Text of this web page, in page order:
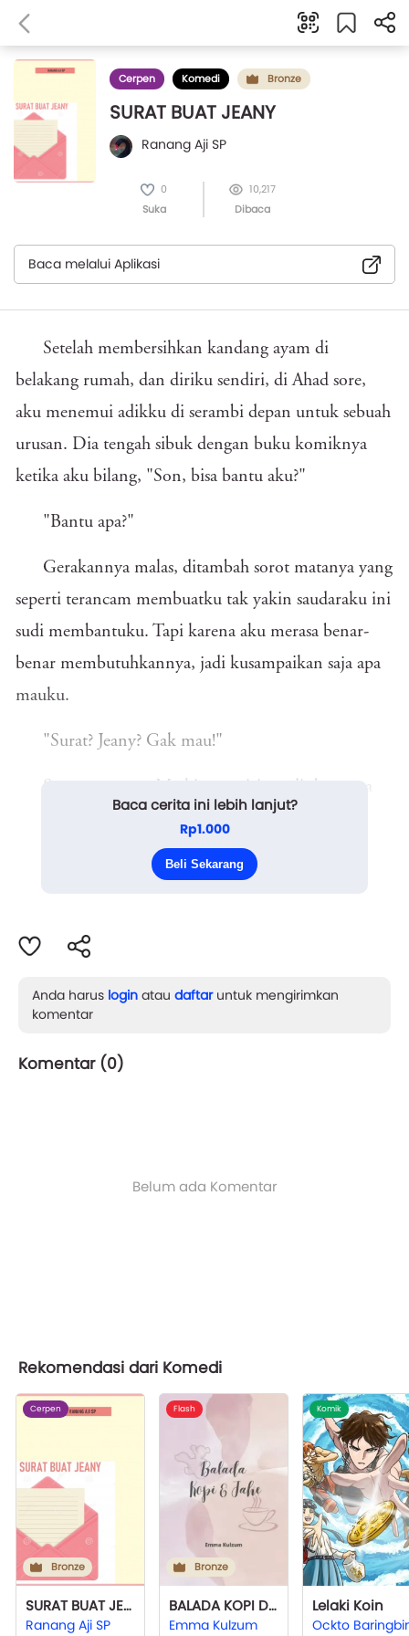
Cerpen Komedi Bronze
SURAT BUAT JEANY
Ranang Aji SP
0
Suka
10,217
Dibaca
Baca melalui Aplikasi
Setelah membersihkan kandang ayam di
belakang rumah, dan diriku sendiri, di Ahad sore,
aku menemui adikku di serambi depan untuk sebuah
urusan. Dia tengah sibuk dengan buku komiknya
ketika aku bilang, "Son, bisa bantu aku?"
"Bantu apa?"
Gerakannya malas, ditambah sorot matanya yang
seperti terancam membuatku tak yakin saudaraku ini
sudi membantuku. Tapi karena aku merasa benar-
benar membutuhkannya, jadi kusampaikan saja apa
mauku.
"Surat? Jeany? Gak mau!"
bariton. Lalu jari tangannya membalikkan halaman
buku komiknya tanpa melihatku. Aku berdiri di
Baca cerita ini lebih lanjut?
Rp1.000
Beli Sekarang
Anda harus login atau daftaruntuk mengirimkan
komentar
Komentar (0)
Belum ada Komentar
Rekomendasi dari Komedi
Cerpen
Bronze
SURAT BUAT JEANY
Ranang Aji SP
Flash
Bronze
BALADA KOPI DAN JAHE
Emma Kulzum
Komik
Lelaki Koin
Ockto